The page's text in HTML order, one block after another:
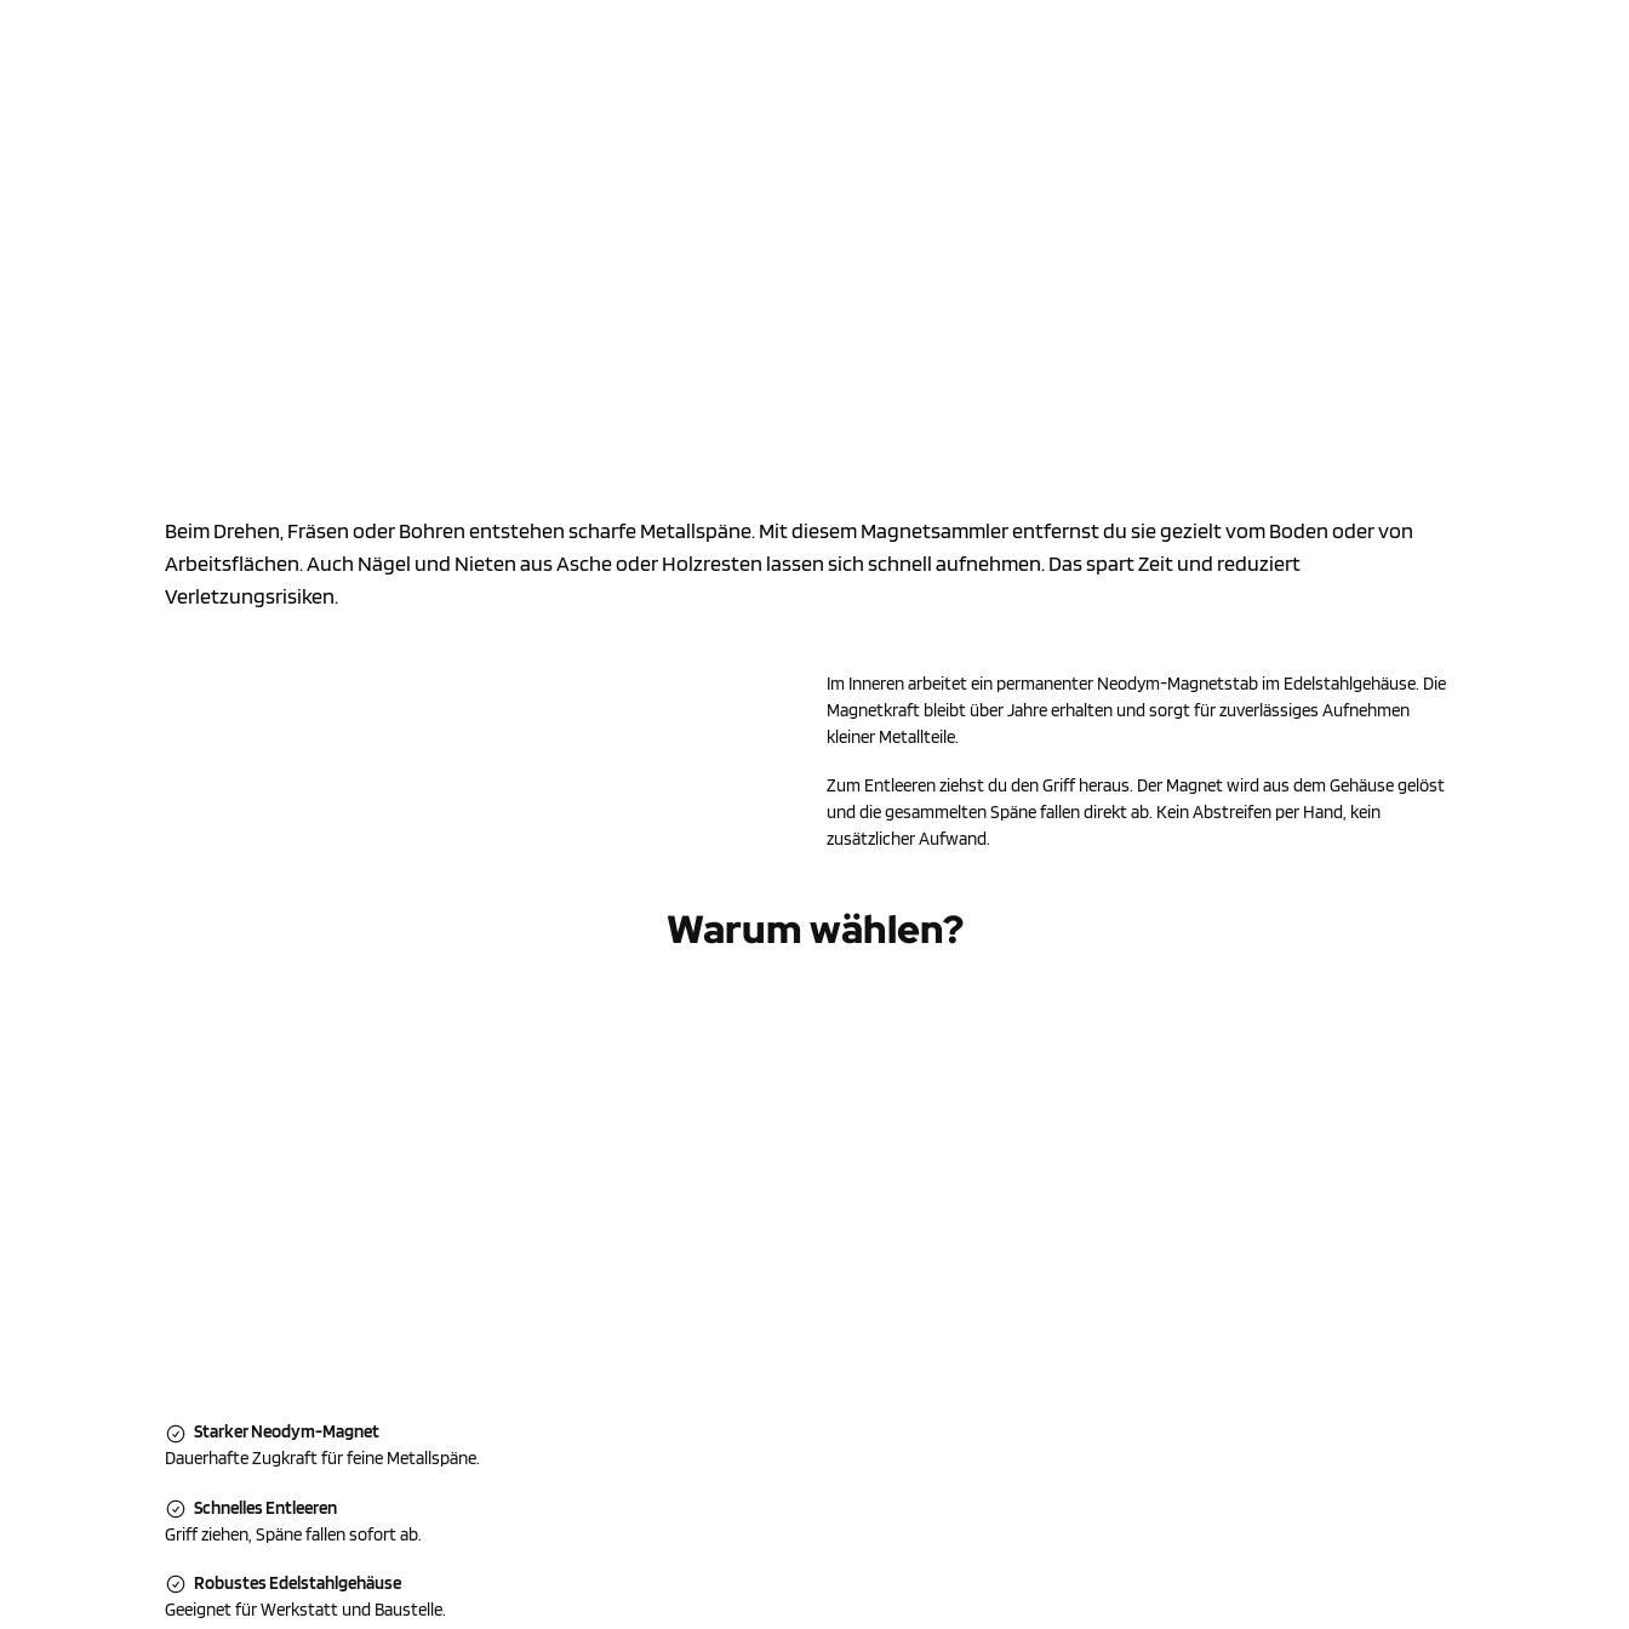
Beim Drehen, Fräsen oder Bohren entstehen scharfe Metallspäne. Mit diesem Magnetsammler entfernst du sie gezielt vom Boden oder von
Arbeitsflächen. Auch Nägel und Nieten aus Asche oder Holzresten lassen sich schnell aufnehmen. Das spart Zeit und reduziert
Verletzungsrisiken.
Im Inneren arbeitet ein permanenter Neodym-Magnetstab im Edelstahlgehäuse. Die
Magnetkraft bleibt über Jahre erhalten und sorgt für zuverlässiges Aufnehmen
kleiner Metallteile.
Zum Entleeren ziehst du den Griff heraus. Der Magnet wird aus dem Gehäuse gelöst
und die gesammelten Späne fallen direkt ab. Kein Abstreifen per Hand, kein
zusätzlicher Aufwand.
Warum wählen?
Starker Neodym-Magnet
Dauerhafte Zugkraft für feine Metallspäne.
Schnelles Entleeren
Griff ziehen, Späne fallen sofort ab.
Robustes Edelstahlgehäuse
Geeignet für Werkstatt und Baustelle.